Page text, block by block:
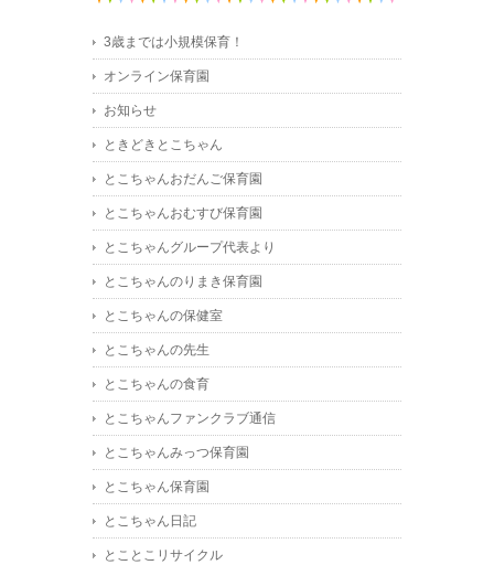
3歳までは小規模保育！
オンライン保育園
お知らせ
ときどきとこちゃん
とこちゃんおだんご保育園
とこちゃんおむすび保育園
とこちゃんグループ代表より
とこちゃんのりまき保育園
とこちゃんの保健室
とこちゃんの先生
とこちゃんの食育
とこちゃんファンクラブ通信
とこちゃんみっつ保育園
とこちゃん保育園
とこちゃん日記
とことこリサイクル